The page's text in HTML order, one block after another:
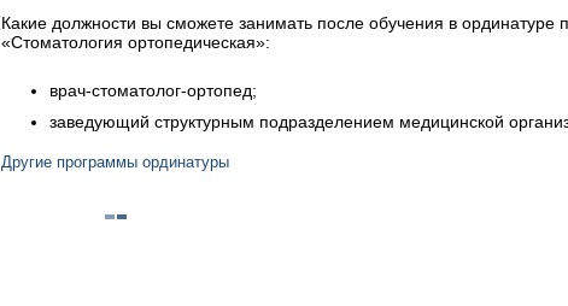
Какие должности вы сможете занимать после обучения в ординатуре
«Стоматология ортопедическая»:
врач-стоматолог-ортопед;
заведующий структурным подразделением медицинской
Другие программы ординатуры